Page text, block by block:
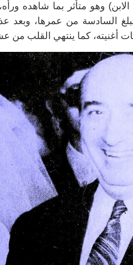
وهو متأثر بما شاهده
السادسة من عمرها، وبعد
أغنيته، كما ينتهي القلب من